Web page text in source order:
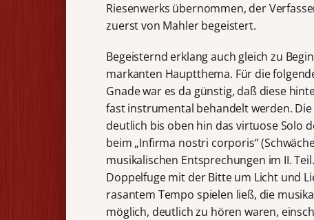
Riesenwerks übernommen, der
zuerst von Mahler begeistert.
Begeisternd erklang auch gleich zu
markanten Hauptthema. Für die
Gnade war es da günstig, daß diese
fast instrumental behandelt werden.
deutlich bis oben hin das virtuose Solo
beim „Infirma nostri corporis“
musikalischen Entsprechungen im II.
Doppelfuge mit der Bitte um Licht und
rasantem Tempo spielen ließ, die
möglich, deutlich zu hören waren,